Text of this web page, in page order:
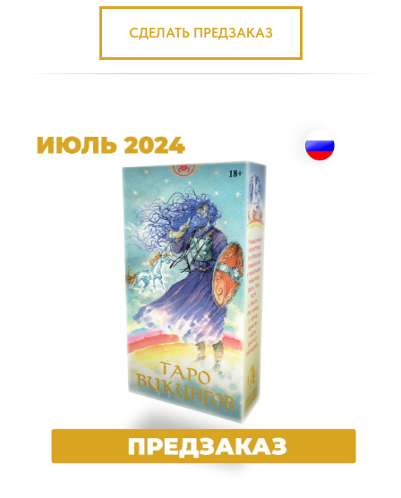
СДЕЛАТЬ ПРЕДЗАКАЗ